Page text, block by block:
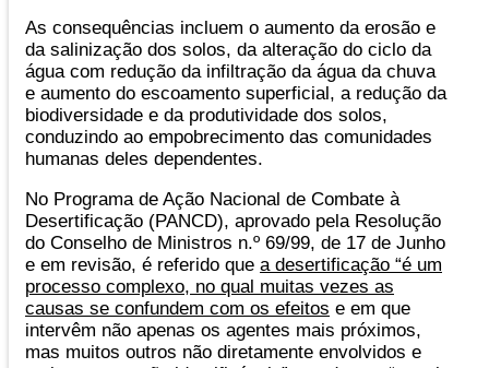
As consequências incluem o aumento da erosão e
da salinização dos solos, da alteração do ciclo da
água com redução da infiltração da água da chuva
e aumento do escoamento superficial, a redução da
biodiversidade e da produtividade dos solos,
conduzindo ao empobrecimento das comunidades
humanas deles dependentes.
No Programa de Ação Nacional de Combate à
Desertificação (PANCD), aprovado pela Resolução
do Conselho de Ministros n.º 69/99, de 17 de Junho
e em revisão, é referido que a desertificação “é um
processo complexo, no qual muitas vezes as
causas se confundem com os efeitos e em que
intervêm não apenas os agentes mais próximos,
mas muitos outros não diretamente envolvidos e